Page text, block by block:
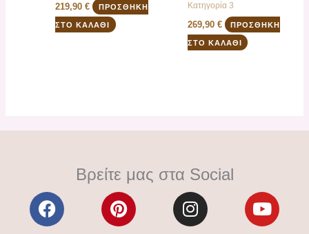
219,90€ ΠΡΟΣΘΉΚΗ
ΣΤΟ ΚΑΛΆΘΙ
Κατηγορία 3
269,90 € ΠΡΟΣΘΉΚΗ
ΣΤΟ ΚΑΛΆΘΙ
Βρείτε μας στα Social
F
a
P
i
I
n
Y
o